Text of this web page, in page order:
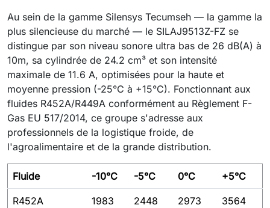
Au sein de la gamme Silensys Tecumseh — la gamme la
plus silencieuse du marché — le SILAJ9513Z-FZ se
distingue par son niveau sonore ultra bas de 26 dB(A) à
10m, sa cylindrée de 24.2 cm³ et son intensité
maximale de 11.6 A, optimisées pour la haute et
moyenne pression (-25°C à +15°C). Fonctionnant aux
fluides R452A/R449A conformément au Règlement F-
Gas EU 517/2014, ce groupe s'adresse aux
professionnels de la logistique froide, de
l'agroalimentaire et de la grande distribution.
Fluide -10°C -5°C 0°C +5°C
R452A
1983
2448
2973
3564